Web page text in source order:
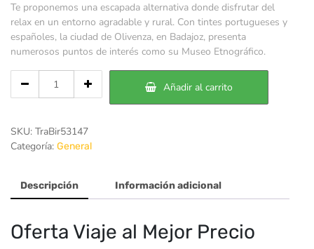
original
era:
actual
es:
Te proponemos una escapada alternativa donde disfrutar del
relax en un entorno agradable y rural. Con tintes portugueses y
españoles, la ciudad de Olivenza, en Badajoz, presenta
numerosos puntos de interés como su Museo Etnográfico.
Badajoz
Añadir al carrito
SKU: TraBir53147
Categoría: General
Descripción Información adicional
Oferta Viaje al Mejor Precio